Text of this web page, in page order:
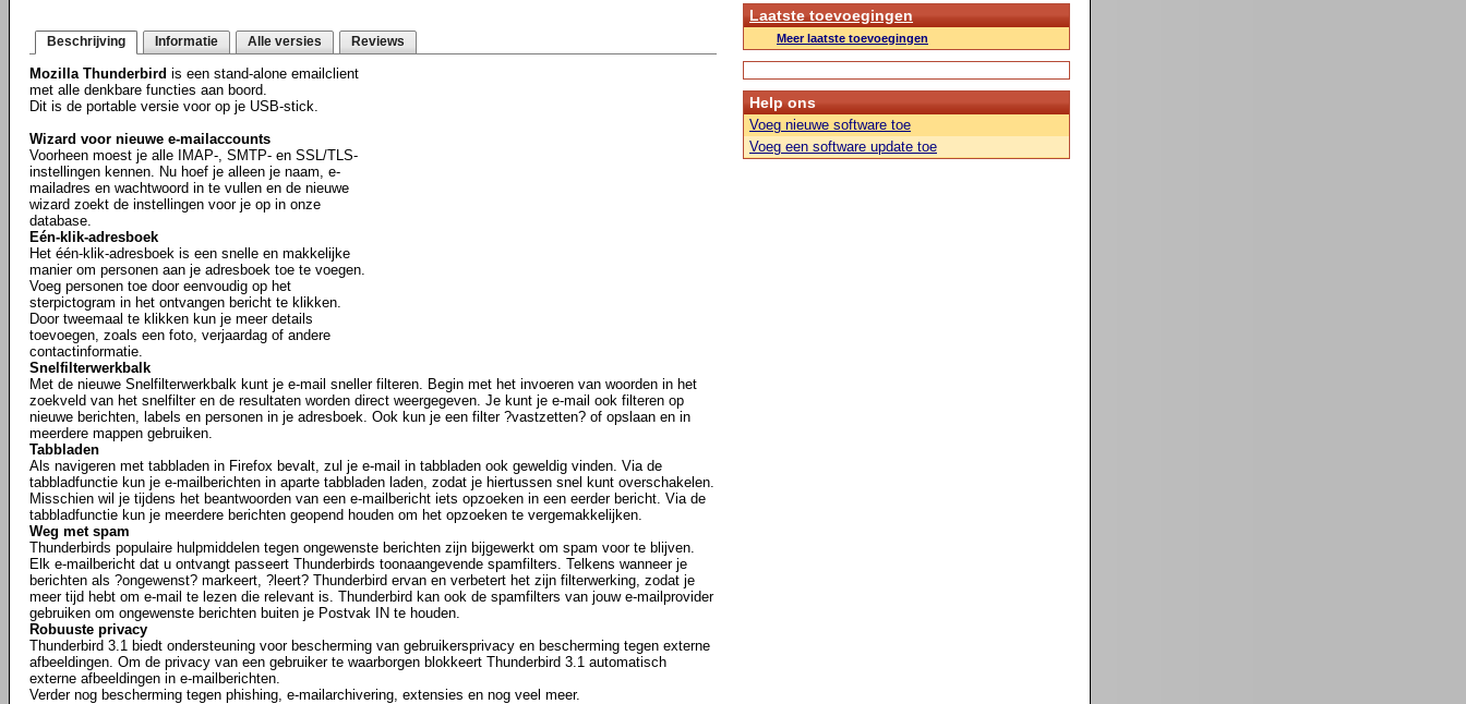
Beschrijving Informatie Alle versies Reviews
Mozilla Thunderbird is een stand-alone emailclient
met alle denkbare functies aan boord.
Dit is de portable versie voor op je USB-stick.
Wizard voor nieuwe e-mailaccounts
Voorheen moest je alle IMAP-, SMTP- en SSL/TLS-
instellingen kennen. Nu hoef je alleen je naam, e-
mailadres en wachtwoord in te vullen en de nieuwe
wizard zoekt de instellingen voor je op in onze
database.
Eén-klik-adresboek
Het één-klik-adresboek is een snelle en makkelijke
manier om personen aan je adresboek toe te voegen.
Voeg personen toe door eenvoudig op het
sterpictogram in het ontvangen bericht te klikken.
Door tweemaal te klikken kun je meer details
toevoegen, zoals een foto, verjaardag of andere
contactinformatie.
Snelfilterwerkbalk
Met de nieuwe Snelfilterwerkbalk kunt je e-mail sneller filteren. Begin met het invoeren van woorden in het
zoekveld van het snelfilter en de resultaten worden direct weergegeven. Je kunt je e-mail ook filteren op
nieuwe berichten, labels en personen in je adresboek. Ook kun je een filter ?vastzetten? of opslaan en in
meerdere mappen gebruiken.
Tabbladen
Als navigeren met tabbladen in Firefox bevalt, zul je e-mail in tabbladen ook geweldig vinden. Via de
tabbladfunctie kun je e-mailberichten in aparte tabbladen laden, zodat je hiertussen snel kunt overschakelen.
Misschien wil je tijdens het beantwoorden van een e-mailbericht iets opzoeken in een eerder bericht. Via de
tabbladfunctie kun je meerdere berichten geopend houden om het opzoeken te vergemakkelijken.
Weg met spam
Thunderbirds populaire hulpmiddelen tegen ongewenste berichten zijn bijgewerkt om spam voor te blijven.
Elk e-mailbericht dat u ontvangt passeert Thunderbirds toonaangevende spamfilters. Telkens wanneer je
berichten als ?ongewenst? markeert, ?leert? Thunderbird ervan en verbetert het zijn filterwerking, zodat je
meer tijd hebt om e-mail te lezen die relevant is. Thunderbird kan ook de spamfilters van jouw e-mailprovider
gebruiken om ongewenste berichten buiten je Postvak IN te houden.
Robuuste privacy
Thunderbird 3.1 biedt ondersteuning voor bescherming van gebruikersprivacy en bescherming tegen externe
afbeeldingen. Om de privacy van een gebruiker te waarborgen blokkeert Thunderbird 3.1 automatisch
externe afbeeldingen in e-mailberichten.
Verder nog bescherming tegen phishing, e-mailarchivering, extensies en nog veel meer.
Laatste toevoegingen
Meer laatste toevoegingen
Help ons
Voeg nieuwe software toe
Voeg een software update toe